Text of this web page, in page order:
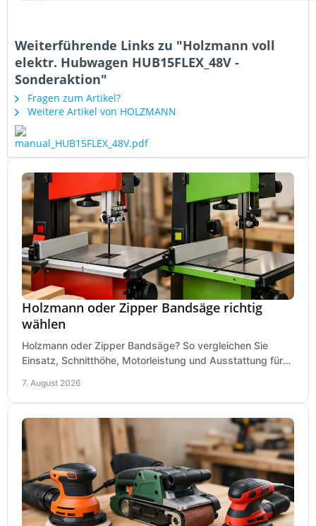
Weiterführende Links zu "Holzmann voll
elektr. Hubwagen HUB15FLEX_48V -
Sonderaktion"
Fragen zum Artikel?
Weitere Artikel von HOLZMANN
Holzmann oder Zipper Bandsäge richtig
wählen
Holzmann oder Zipper Bandsäge? So vergleichen Sie
Einsatz, Schnitthöhe, Motorleistung und Ausstattung für
7. August 2026